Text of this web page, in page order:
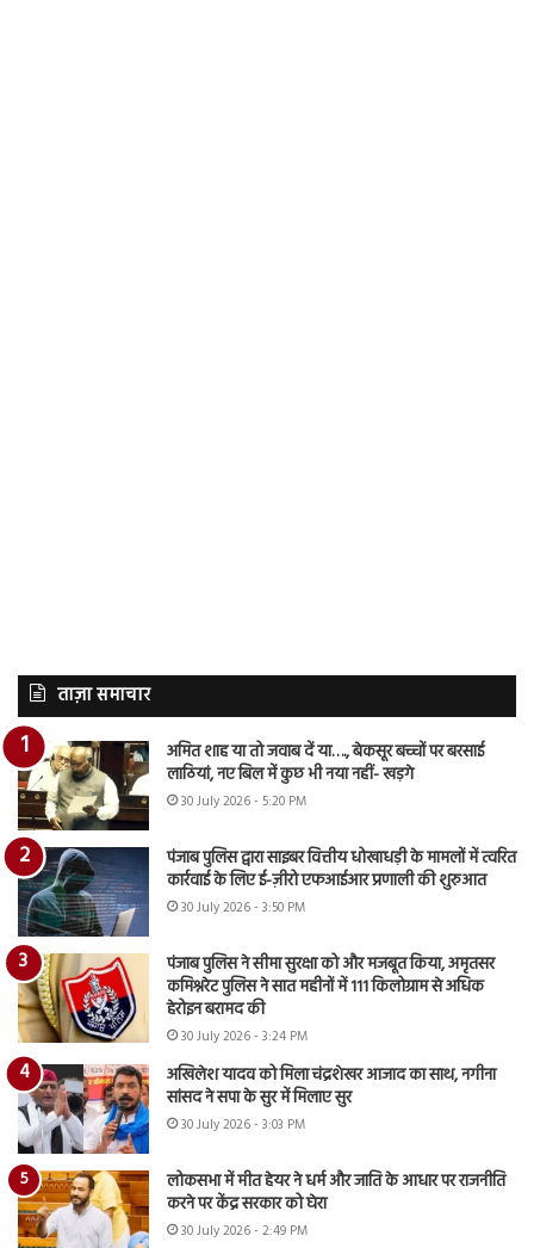
ताज़ा समाचार
अमित शाह या तो जवाब दें या…., बेकसूर बच्चों पर बरसाई
लाठियां, नए बिल में कुछ भी नया नहीं- खड़गे
30 July 2026 - 5:20 PM
पंजाब पुलिस द्वारा साइबर वित्तीय धोखाधड़ी के मामलों में त्वरित
कार्रवाई के लिए ई-ज़ीरो एफआईआर प्रणाली की शुरुआत
30 July 2026 - 3:50 PM
पंजाब पुलिस ने सीमा सुरक्षा को और मजबूत किया, अमृतसर
कमिश्नरेट पुलिस ने सात महीनों में 111 किलोग्राम से अधिक
हेरोइन बरामद की
30 July 2026 - 3:24 PM
अखिलेश यादव को मिला चंद्रशेखर आजाद का साथ, नगीना
सांसद ने सपा के सुर में मिलाए सुर
30 July 2026 - 3:03 PM
लोकसभा में मीत हेयर ने धर्म और जाति के आधार पर राजनीति
करने पर केंद्र सरकार को घेरा
30 July 2026 - 2:49 PM